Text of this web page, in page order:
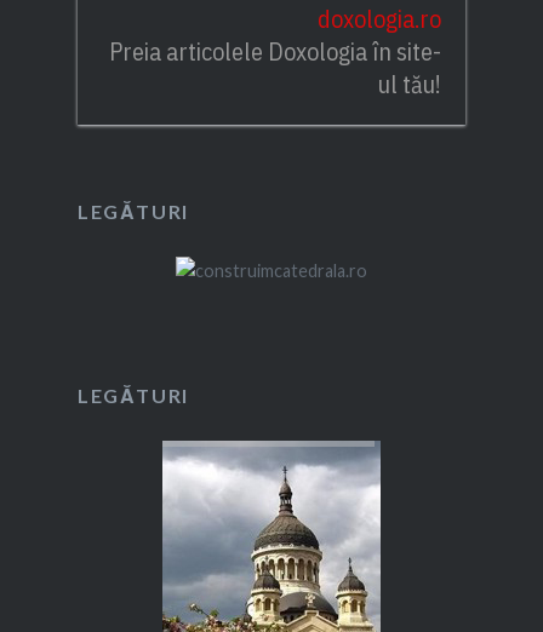
doxologia.ro
Preia articolele Doxologia în site-
ul tău!
LEGĂTURI
LEGĂTURI